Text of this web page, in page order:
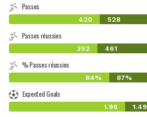
Passes
420 528
Passes réussies
352 461
% Passes réussies
84% 87%
Expected Goals
1.96 1.49